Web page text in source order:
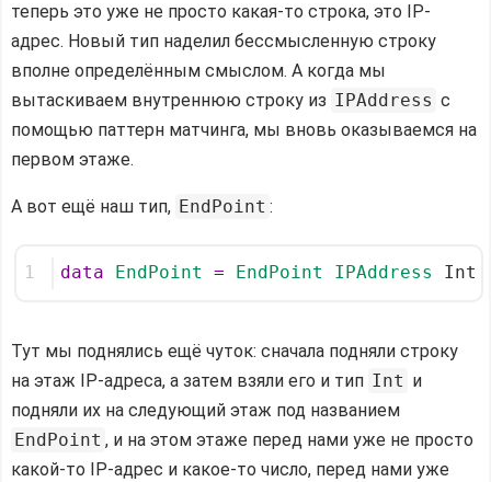
теперь это уже не просто какая-то строка, это IP-
адрес. Новый тип наделил бессмысленную строку
вполне определённым смыслом. А когда мы
вытаскиваем внутреннюю строку из IPAddress с
помощью паттерн матчинга, мы вновь оказываемся на
первом этаже.
А вот ещё наш тип, EndPoint :
1 data EndPoint = EndPoint IPAddress Int
Тут мы поднялись ещё чуток: сначала подняли строку
на этаж IP-адреса, а затем взяли его и тип Int и
подняли их на следующий этаж под названием
EndPoint , и на этом этаже перед нами уже не просто
какой-то IP-адрес и какое-то число, перед нами уже